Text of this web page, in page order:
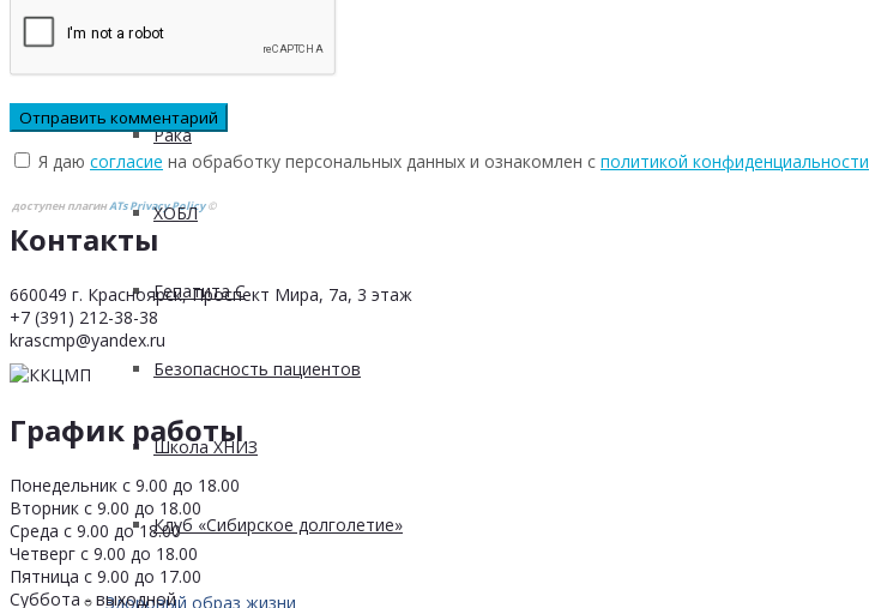
Сахарного диабета
Рака
ХОБЛ
Гепатита С
Безопасность пациентов
Школа ХНИЗ
Клуб «Сибирское долголетие»
Здоровый образ жизни
Я даю согласие на обработку персональных данных и ознакомлен с политикой конфиденциальности
доступен плагинATs Privacy Policy©
Контакты
660049 г. Красноярск, Проспект Мира, 7а, 3 этаж
+7 (391) 212-38-38
krascmp@yandex.ru
График работы
Понедельник с 9.00 до 18.00
Вторник с 9.00 до 18.00
Среда с 9.00 до 18.00
Четверг с 9.00 до 18.00
Пятница с 9.00 до 17.00
Суббота - выходной